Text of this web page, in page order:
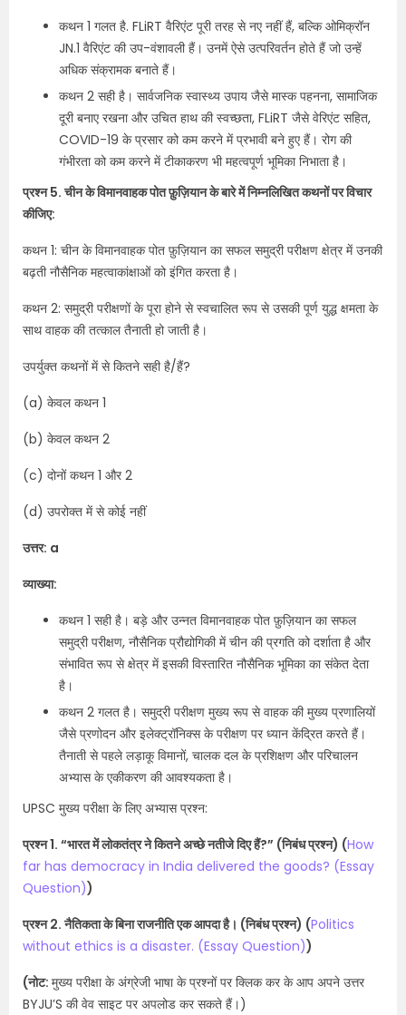
कथन 1 गलत है. FLiRT वैरिएंट पूरी तरह से नए नहीं हैं, बल्कि ओमिक्रॉन
JN.1 वैरिएंट की उप-वंशावली हैं। उनमें ऐसे उत्परिवर्तन होते हैं जो उन्हें
अधिक संक्रामक बनाते हैं।
कथन 2 सही है। सार्वजनिक स्वास्थ्य उपाय जैसे मास्क पहनना, सामाजिक
दूरी बनाए रखना और उचित हाथ की स्वच्छता, FLiRT जैसे वेरिएंट सहित,
COVID-19 के प्रसार को कम करने में प्रभावी बने हुए हैं। रोग की
गंभीरता को कम करने में टीकाकरण भी महत्वपूर्ण भूमिका निभाता है।
प्रश्न 5. चीन के विमानवाहक पोत फ़ुज़ियान के बारे में निम्नलिखित कथनों पर विचार
कीजिए:
कथन 1: चीन के विमानवाहक पोत फ़ुज़ियान का सफल समुद्री परीक्षण क्षेत्र में उनकी
बढ़ती नौसैनिक महत्वाकांक्षाओं को इंगित करता है।
कथन 2: समुद्री परीक्षणों के पूरा होने से स्वचालित रूप से उसकी पूर्ण युद्ध क्षमता के
साथ वाहक की तत्काल तैनाती हो जाती है।
उपर्युक्त कथनों में से कितने सही है/हैं?
(a) केवल कथन 1
(b) केवल कथन 2
(c) दोनों कथन 1 और 2
(d) उपरोक्त में से कोई नहीं
उत्तर: a
व्याख्या:
कथन 1 सही है। बड़े और उन्नत विमानवाहक पोत फ़ुज़ियान का सफल
समुद्री परीक्षण, नौसैनिक प्रौद्योगिकी में चीन की प्रगति को दर्शाता है और
संभावित रूप से क्षेत्र में इसकी विस्तारित नौसैनिक भूमिका का संकेत देता
है।
कथन 2 गलत है। समुद्री परीक्षण मुख्य रूप से वाहक की मुख्य प्रणालियों
जैसे प्रणोदन और इलेक्ट्रॉनिक्स के परीक्षण पर ध्यान केंद्रित करते हैं।
तैनाती से पहले लड़ाकू विमानों, चालक दल के प्रशिक्षण और परिचालन
अभ्यास के एकीकरण की आवश्यकता है।
UPSC मुख्य परीक्षा के लिए अभ्यास प्रश्न:
प्रश्न 1. “भारत में लोकतंत्र ने कितने अच्छे नतीजे दिए हैं?” (निबंध प्रश्न) (How
far has democracy in India delivered the goods? (Essay
Question))
प्रश्न 2. नैतिकता के बिना राजनीति एक आपदा है। (निबंध प्रश्न) (Politics
without ethics is a disaster. (Essay Question))
(नोट: मुख्य परीक्षा के अंग्रेजी भाषा के प्रश्नों पर क्लिक कर के आप अपने उत्तर
BYJU’S की वेव साइट पर अपलोड कर सकते हैं।)